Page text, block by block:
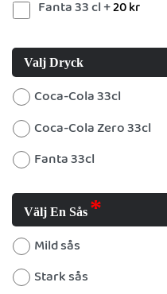
Fanta 33 cl +20kr
Valj Dryck
Coca-Cola 33cl
Coca-Cola Zero 33cl
Fanta 33cl
Välj En Sås
Mild sås
Stark sås